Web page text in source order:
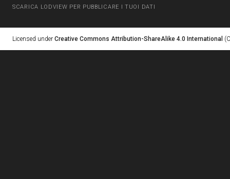
SCARICA LODVIEW PER PUBBLICARE I TUOI DATI
Licensed under Creative Commons Attribution-ShareAlike 4.0 International